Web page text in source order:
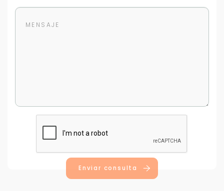
Enviar consulta